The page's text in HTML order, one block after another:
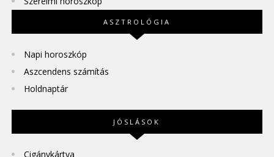
ASZTROLÓGIA
Napi horoszkóp
Aszcendens számítás
Holdnaptár
JÓSLÁSOK
Cigánykártya